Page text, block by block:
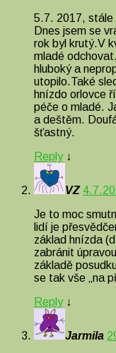
5.7. 2017, stále
Dnes jsem se
rok byl krutý.V
mladé
hluboký a
utopilo.Také
hnízdo orlovce
péče o mladé.
a deštěm.
šťastný.
Reply ↓
VZ
Je to moc
lidí je
základ hnízda
zabránit
základě
se tak vše „na
Reply ↓
Jarmila